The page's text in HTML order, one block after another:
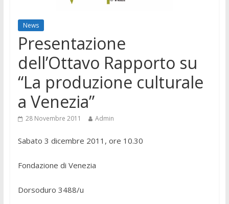
News
Presentazione
dell’Ottavo Rapporto su
“La produzione culturale
a Venezia”
28 Novembre 2011 Admin
Sabato 3 dicembre 2011, ore 10.30
Fondazione di Venezia
Dorsoduro 3488/u